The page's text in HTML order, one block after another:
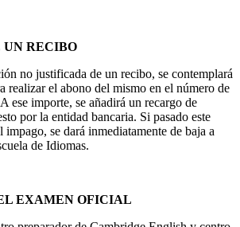
RECIBO
no justificada de un recibo, se contemplará
realizar el abono del mismo en el número de
ese importe, se añadirá un recargo de
por la entidad bancaria. Si pasado este
impago, se dará inmediatamente de baja a
de Idiomas.
EXAMEN OFICIAL